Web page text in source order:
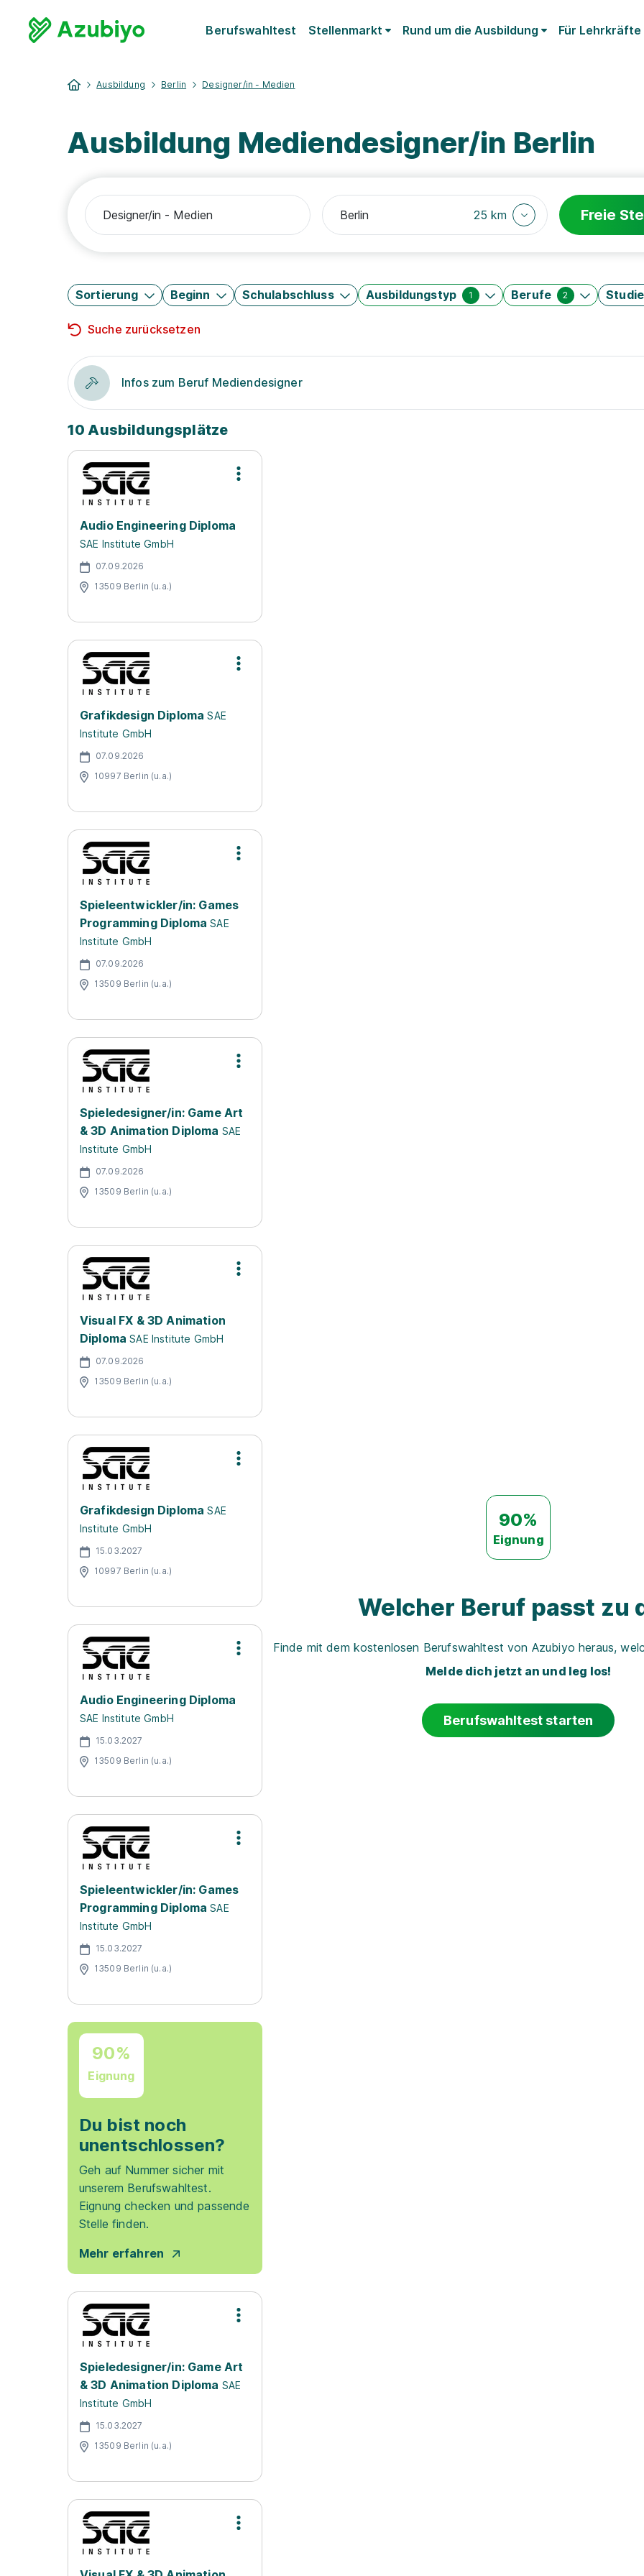
Berufswahltest Stellenmarkt Rund um die Ausbildung Für Lehrkräfte
Ausbildung Berlin Designer/in - Medien
Ausbildung Mediendesigner/in Berlin
25 km Freie
Sortierung Beginn Schulabschluss Ausbildungstyp 1 Berufe 2
Suche zurücksetzen
Infos zum Beruf Mediendesigner
10 Ausbildungsplätze
Audio Engineering Diploma
SAE Institute GmbH
07.09.2026
13509 Berlin (u.a.)
Grafikdesign Diploma SAE
Institute GmbH
07.09.2026
10997 Berlin (u.a.)
Spieleentwickler/in: Games
Programming Diploma SAE
Institute GmbH
07.09.2026
13509 Berlin (u.a.)
Spieledesigner/in: Game Art
& 3D Animation Diploma SAE
Institute GmbH
07.09.2026
13509 Berlin (u.a.)
Visual FX & 3D Animation
Diploma SAE Institute GmbH
07.09.2026
13509 Berlin (u.a.)
Grafikdesign Diploma SAE
Institute GmbH
15.03.2027
10997 Berlin (u.a.)
Audio Engineering Diploma
SAE Institute GmbH
15.03.2027
13509 Berlin (u.a.)
Spieleentwickler/in: Games
Programming Diploma SAE
Institute GmbH
15.03.2027
13509 Berlin (u.a.)
90%
Eignung
Du bist noch
unentschlossen?
Geh auf Nummer sicher mit
unserem Berufswahltest.
Eignung checken und passende
Stelle finden.
Mehr erfahren
Spieledesigner/in: Game Art
& 3D Animation Diploma SAE
Institute GmbH
15.03.2027
13509 Berlin (u.a.)
90%
Eignung
Welcher Beruf passt zu
Finde mit dem kostenlosen Berufswahltest von Azubiyo heraus,
Melde dich jetzt an und leg los!
Berufswahltest starten